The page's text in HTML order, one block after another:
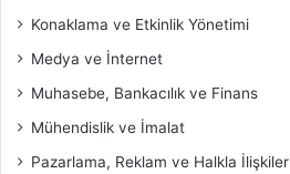
Konaklama ve Etkinlik Yönetimi
Medya ve İnternet
Muhasebe, Bankacılık ve Finans
Mühendislik ve İmalat
Pazarlama, Reklam ve Halkla İlişkiler